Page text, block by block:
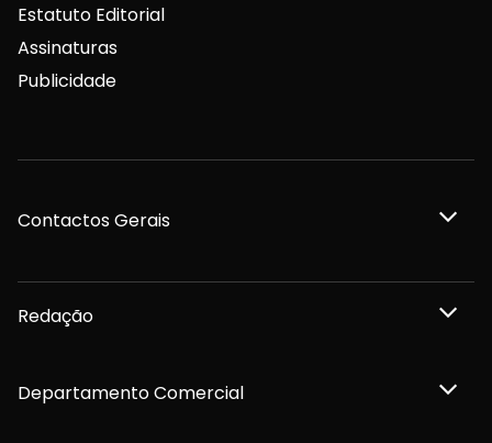
Estatuto Editorial
Assinaturas
Publicidade
Contactos Gerais
Redação
Departamento Comercial